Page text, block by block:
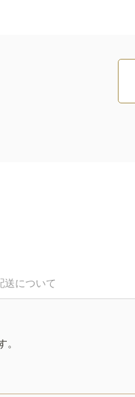
送について